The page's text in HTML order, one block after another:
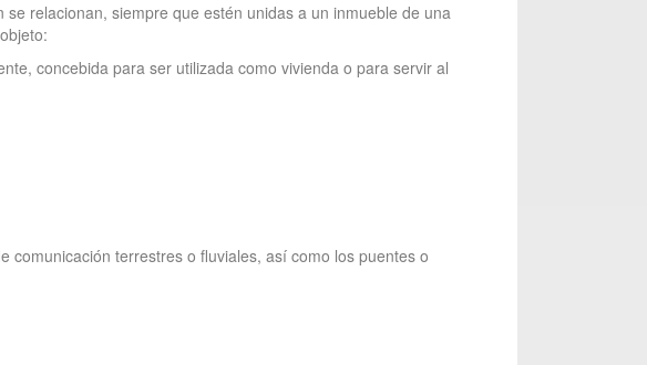
relacionan, siempre que estén unidas a un inmueble de una
concebida para ser utilizada como vivienda o para servir al
terrestres o fluviales, así como los puentes o